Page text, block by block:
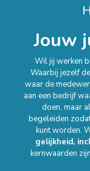
Jouw
Wil jij werken
Waarbij jezelf
waar de
aan een bedrijf
doen, maar
begeleiden
kunt worden.
gelijkheid,
kernwaarden